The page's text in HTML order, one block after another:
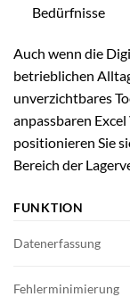
Bedürfnisse
Auch wenn die
betrieblichen
unverzichtbares
anpassbaren
positionieren Sie
Bereich der
FUNKTION
Datenerfassung
Fehlerminimierung